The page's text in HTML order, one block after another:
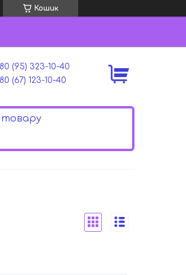
Кошик
(95) 323-10-40
(67) 123-10-40
товару